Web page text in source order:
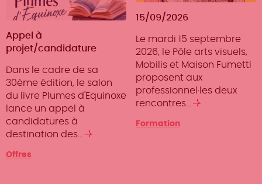
Type
d'offre
Appel à
projet/candidature
Dans le cadre de sa
30ème édition, le salon
du livre Plumes d'Equinoxe
lance un appel à
candidatures à
destination des…
Offres
15/09/2026
Le mardi 15 septembre
2026, le Pôle arts visuels,
Mobilis et Maison Fumetti
proposent aux
professionnel·les deux
rencontres…
Type
Formation